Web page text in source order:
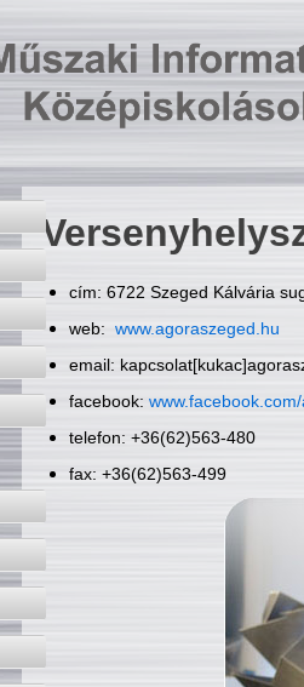
cím: 6722 Szeged Kálvária
web: www.agoraszeged.hu
email:
facebook:
telefon: +36(62)563-480
fax: +36(62)563-499